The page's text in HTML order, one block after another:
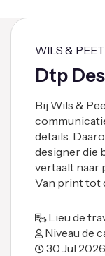
WILS &
Dtp
Bij Wils &
details.
designer die
vertaalt naar
Van print tot
Lieu de
Niveau de
30 Jul 2026